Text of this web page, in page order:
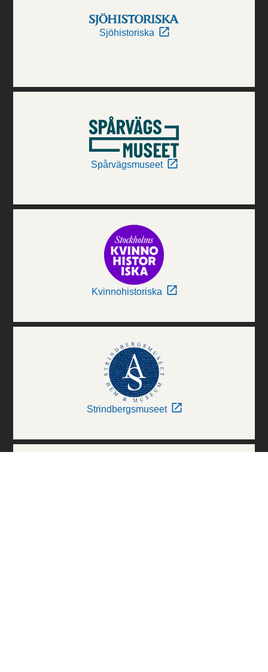
Sjöhistoriska
Spårvägsmuseet
Kvinnohistoriska
Strindbergsmuseet